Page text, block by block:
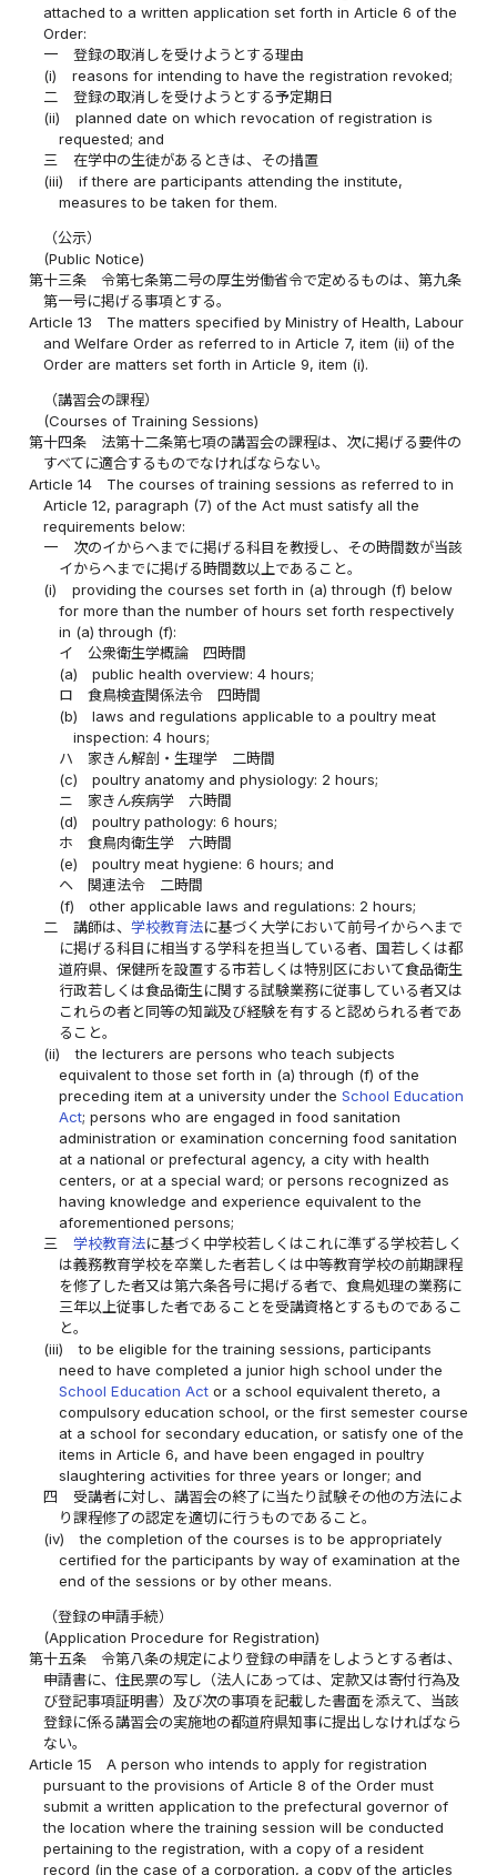
attached to a written application set forth in Article 6 of the
Order:
一
登録の取消しを受けようとする理由
(i)
reasons for intending to have the registration revoked;
二
登録の取消しを受けようとする予定期日
(ii)
planned date on which revocation of registration is
requested; and
三
在学中の生徒があるときは、その措置
(iii)
if there are participants attending the institute,
measures to be taken for them.
（公示）
(Public Notice)
第十三条
令第七条第二号の厚生労働省令で定めるものは、第九条
第一号に掲げる事項とする。
Article 13
The matters specified by Ministry of Health, Labour
and Welfare Order as referred to in Article 7, item (ii) of the
Order are matters set forth in Article 9, item (i).
（講習会の課程）
(Courses of Training Sessions)
第十四条
法第十二条第七項の講習会の課程は、次に掲げる要件の
すべてに適合するものでなければならない。
Article 14
The courses of training sessions as referred to in
Article 12, paragraph (7) of the Act must satisfy all the
requirements below:
一
次のイからヘまでに掲げる科目を教授し、その時間数が当該
イからヘまでに掲げる時間数以上であること。
(i)
providing the courses set forth in (a) through (f) below
for more than the number of hours set forth respectively
in (a) through (f):
イ
公衆衛生学概論 四時間
(a)
public health overview: 4 hours;
ロ
食鳥検査関係法令 四時間
(b)
laws and regulations applicable to a poultry meat
inspection: 4 hours;
ハ
家きん解剖・生理学 二時間
(c)
poultry anatomy and physiology: 2 hours;
ニ
家きん疾病学 六時間
(d)
poultry pathology: 6 hours;
ホ
食鳥肉衛生学 六時間
(e)
poultry meat hygiene: 6 hours; and
ヘ
関連法令 二時間
(f)
other applicable laws and regulations: 2 hours;
二
講師は、 学校教育法に基づく大学において前号イからヘまで
に掲げる科目に相当する学科を担当している者、国若しくは都
道府県、保健所を設置する市若しくは特別区において食品衛生
行政若しくは食品衛生に関する試験業務に従事している者又は
これらの者と同等の知識及び経験を有すると認められる者であ
ること。
(ii)
the lecturers are persons who teach subjects
equivalent to those set forth in (a) through (f) of the
preceding item at a university under the School Education
Act; persons who are engaged in food sanitation
administration or examination concerning food sanitation
at a national or prefectural agency, a city with health
centers, or at a special ward; or persons recognized as
having knowledge and experience equivalent to the
aforementioned persons;
三
学校教育法に基づく中学校若しくはこれに準ずる学校若しく
は義務教育学校を卒業した者若しくは中等教育学校の前期課程
を修了した者又は第六条各号に掲げる者で、食鳥処理の業務に
三年以上従事した者であることを受講資格とするものであるこ
と。
(iii)
to be eligible for the training sessions, participants
need to have completed a junior high school under the
School Education Actor a school equivalent thereto, a
compulsory education school, or the first semester course
at a school for secondary education, or satisfy one of the
items in Article 6, and have been engaged in poultry
slaughtering activities for three years or longer; and
四
受講者に対し、講習会の終了に当たり試験その他の方法によ
り課程修了の認定を適切に行うものであること。
(iv)
the completion of the courses is to be appropriately
certified for the participants by way of examination at the
end of the sessions or by other means.
（登録の申請手続）
(Application Procedure for Registration)
第十五条
令第八条の規定により登録の申請をしようとする者は、
申請書に、住民票の写し（法人にあっては、定款又は寄付行為及
び登記事項証明書）及び次の事項を記載した書面を添えて、当該
登録に係る講習会の実施地の都道府県知事に提出しなければなら
ない。
Article 15
A person who intends to apply for registration
pursuant to the provisions of Article 8 of the Order must
submit a written application to the prefectural governor of
the location where the training session will be conducted
pertaining to the registration, with a copy of a resident
record (in the case of a corporation, a copy of the articles